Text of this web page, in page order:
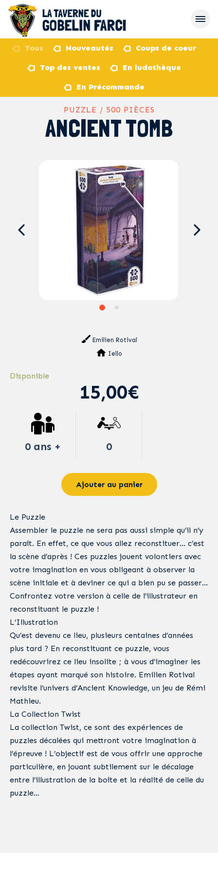
Tous Nouveautés Coups de coeur
Top des ventes En ludothèque
En Précommande
PUZZLE / 500 PIÈCES
ANCIENT TOMB
Emilien Rotival
Iello
Disponible
15,00€
0 ans + 0
Ajouter au panier
Le Puzzle
Assembler le puzzle ne sera pas aussi simple qu’il n’y
paraît. En effet, ce que vous allez reconstituer… c’est
la scène d’après ! Ces puzzles jouent volontiers avec
votre imagination en vous obligeant à observer la
scène initiale et à deviner ce qui a bien pu se passer…
Confrontez votre version à celle de l’illustrateur en
reconstituant le puzzle !
L’Illustration
Qu’est devenu ce lieu, plusieurs centaines d’années
plus tard ? En reconstituant ce puzzle, vous
redécouvrirez ce lieu insolite ; à vous d’imaginer les
étapes ayant marqué son histoire. Emilien Rotival
revisite l’univers d’Ancient Knowledge, un jeu de Rémi
Mathieu.
La Collection Twist
La collection Twist, ce sont des expériences de
puzzles décalées qui mettront votre imagination à
l’épreuve ! L’objectif est de vous offrir une approche
particulière, en jouant subtilement sur le décalage
entre l’illustration de la boîte et la réalité de celle du
puzzle…